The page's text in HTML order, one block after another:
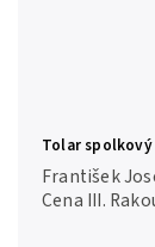
Tolar
František
Cena III.
Vídni, Ves.